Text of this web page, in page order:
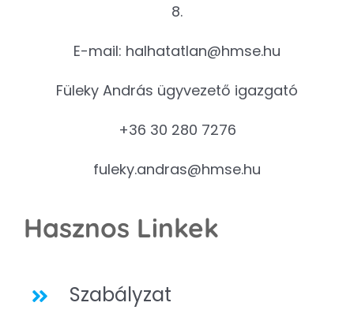
8.
E-mail: halhatatlan@hmse.hu
Füleky András ügyvezető igazgató
+36 30 280 7276
fuleky.andras@hmse.hu
Hasznos Linkek
Szabályzat